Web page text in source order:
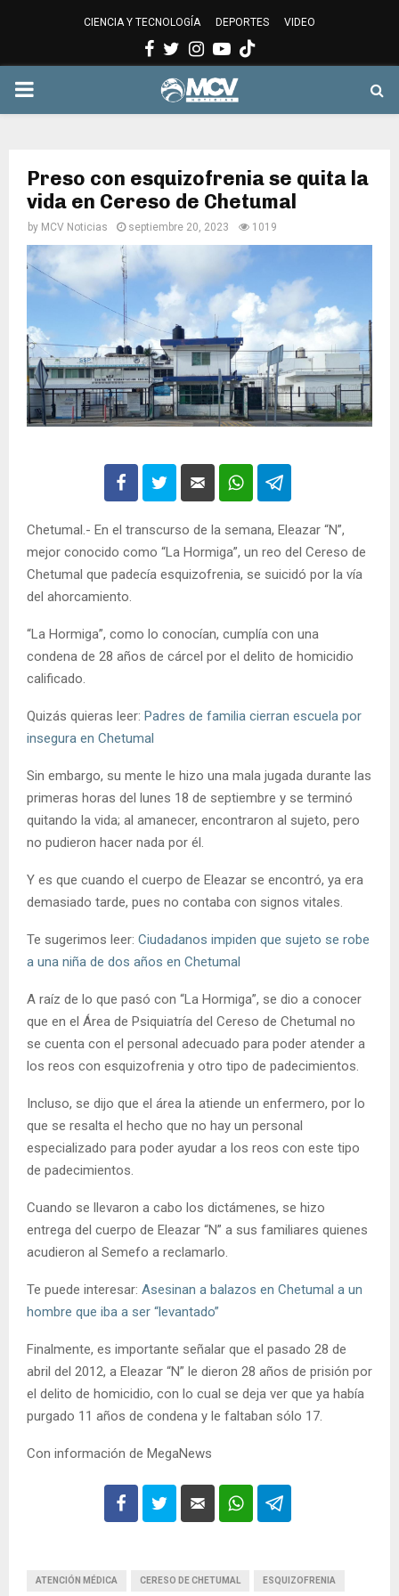
CIENCIA Y TECNOLOGÍA DEPORTES VIDEO
Facebook
Twitter
Instagram
Youtube
PRIMARY
Preso con esquizofrenia se quita la
vida en Cereso de Chetumal
by MCV Noticias septiembre 20, 2023 1019
Chetumal.- En el transcurso de la semana, Eleazar “N”,
mejor conocido como “La Hormiga”, un reo del Cereso de
Chetumal que padecía esquizofrenia, se suicidó por la vía
del ahorcamiento.
“La Hormiga”, como lo conocían, cumplía con una
condena de 28 años de cárcel por el delito de homicidio
calificado.
Quizás quieras leer: Padres de familia cierran escuela por
insegura en Chetumal
Sin embargo, su mente le hizo una mala jugada durante las
primeras horas del lunes 18 de septiembre y se terminó
quitando la vida; al amanecer, encontraron al sujeto, pero
no pudieron hacer nada por él.
Y es que cuando el cuerpo de Eleazar se encontró, ya era
demasiado tarde, pues no contaba con signos vitales.
Te sugerimos leer: Ciudadanos impiden que sujeto se robe
a una niña de dos años en Chetumal
A raíz de lo que pasó con “La Hormiga”, se dio a conocer
que en el Área de Psiquiatría del Cereso de Chetumal no
se cuenta con el personal adecuado para poder atender a
los reos con esquizofrenia y otro tipo de padecimientos.
Incluso, se dijo que el área la atiende un enfermero, por lo
que se resalta el hecho que no hay un personal
especializado para poder ayudar a los reos con este tipo
de padecimientos.
Cuando se llevaron a cabo los dictámenes, se hizo
entrega del cuerpo de Eleazar “N” a sus familiares quienes
acudieron al Semefo a reclamarlo.
Te puede interesar: Asesinan a balazos en Chetumal a un
hombre que iba a ser “levantado”
Finalmente, es importante señalar que el pasado 28 de
abril del 2012, a Eleazar “N” le dieron 28 años de prisión por
el delito de homicidio, con lo cual se deja ver que ya había
purgado 11 años de condena y le faltaban sólo 17.
Con información de MegaNews
ATENCIÓN MÉDICA CERESO DE CHETUMAL ESQUIZOFRENIA